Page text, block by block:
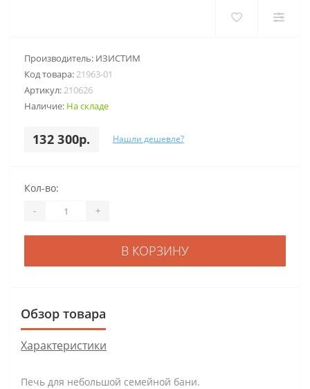
Производитель: ИЗИСТИМ
Код товара:21963-01
Артикул:210626
Наличие: На складе
132 300р. Нашли дешевле?
Кол-во:
- +
В КОРЗИНУ
Обзор товара
Характеристики
Печь для небольшой семейной бани.